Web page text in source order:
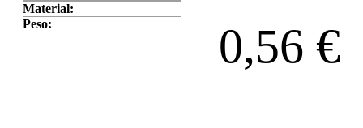
Material:
Peso:
0,56 €